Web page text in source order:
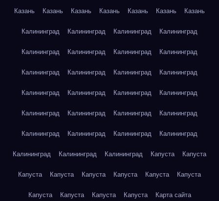
Казань Казань Казань Казань Казань Казань Казань
Калининград Калининград Калининград Калининград
Калининград Калининград Калининград Калининград
Калининград Калининград Калининград Калининград
Калининград Калининград Калининград Калининград
Калининград Калининград Калининград Калининград
Калининград Калининград Калининград Калининград
Калининград Калининград Калининград Капуста Капуста
Капуста Капуста Капуста Капуста Капуста Капуста
Капуста Капуста Капуста Капуста Карта сайта